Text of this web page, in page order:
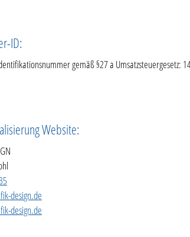
ID:
gemäß §27 a Umsatzsteuergesetz:
Website:
fk-d sgn d
design.de